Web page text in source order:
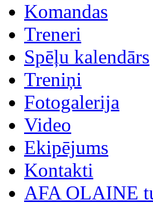
Komandas
Treneri
Spēļu kalendārs
Treniņi
Fotogalerija
Video
Ekipējums
Kontakti
AFA OLAINE